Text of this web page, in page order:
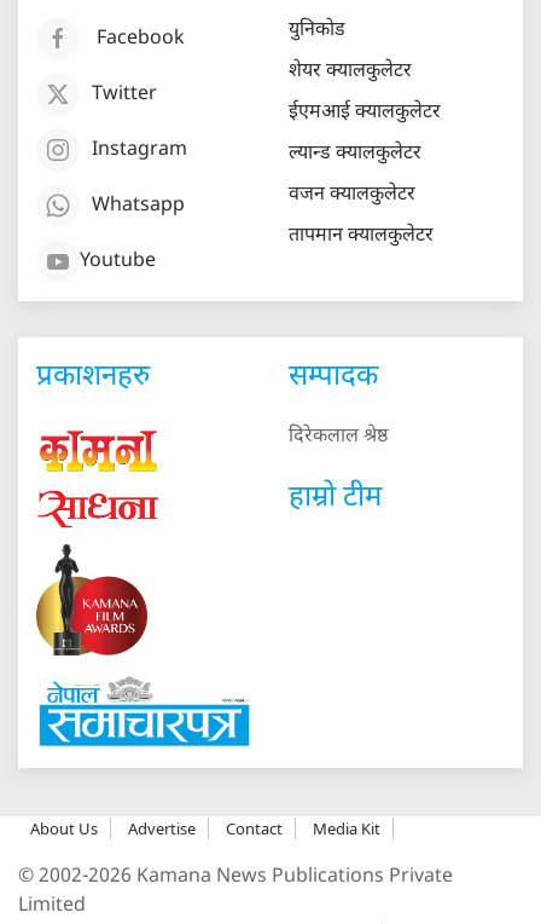
Facebook
Twitter
Instagram
Whatsapp
Youtube
युनिकोड
शेयर क्यालकुलेटर
ईएमआई क्यालकुलेटर
ल्यान्ड क्यालकुलेटर
वजन क्यालकुलेटर
तापमान क्यालकुलेटर
प्रकाशनहरु सम्पादक
दिरेकलाल श्रेष्ठ
हाम्रो टीम
About Us Advertise Contact Media Kit
© 2002-2026 Kamana News Publications Private
Limited